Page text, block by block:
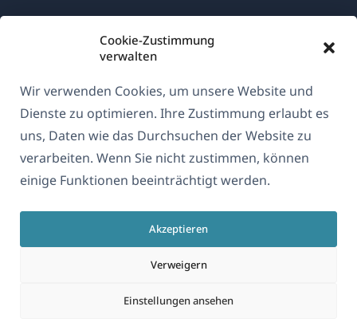
Cookie-Zustimmung
verwalten
Wir verwenden Cookies, um unsere Website und
Dienste zu optimieren. Ihre Zustimmung erlaubt es
uns, Daten wie das Durchsuchen der Website zu
verarbeiten. Wenn Sie nicht zustimmen, können
einige Funktionen beeinträchtigt werden.
Akzeptieren
Verweigern
Einstellungen ansehen
Deutsch
Über WPML
DSGVO & Datenschutzrichtlinie
Unserem Team beitreten(öffnet
in
Fenster)
in
einem
neuen
Fenster)
(öffnet
in
einem
neuen
Fenster)
in
neuen